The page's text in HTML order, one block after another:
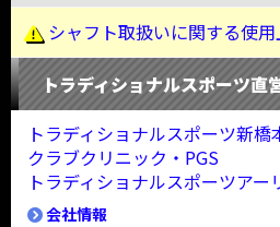
シャフト取扱いに関する使
トラディショナルスポーツ直
トラディショナルスポーツ新橋
クラブクリニック・PGS
トラディショナルスポーツアー
会社情報